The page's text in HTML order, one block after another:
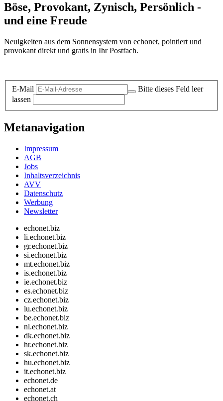
Böse, Provokant, Zynisch, Persönlich -
und eine Freude
Neuigkeiten aus dem Sonnensystem von echonet, pointiert und
provokant direkt und gratis in Ihr Postfach.
E-Mail
Bitte dieses Feld leer
lassen
Metanavigation
Impressum
AGB
Jobs
Inhaltsverzeichnis
AVV
Datenschutz
Werbung
Newsletter
echonet.biz
li.echonet.biz
gr.echonet.biz
si.echonet.biz
mt.echonet.biz
is.echonet.biz
ie.echonet.biz
es.echonet.biz
cz.echonet.biz
lu.echonet.biz
be.echonet.biz
nl.echonet.biz
dk.echonet.biz
hr.echonet.biz
sk.echonet.biz
hu.echonet.biz
it.echonet.biz
echonet.de
echonet.at
echonet.ch